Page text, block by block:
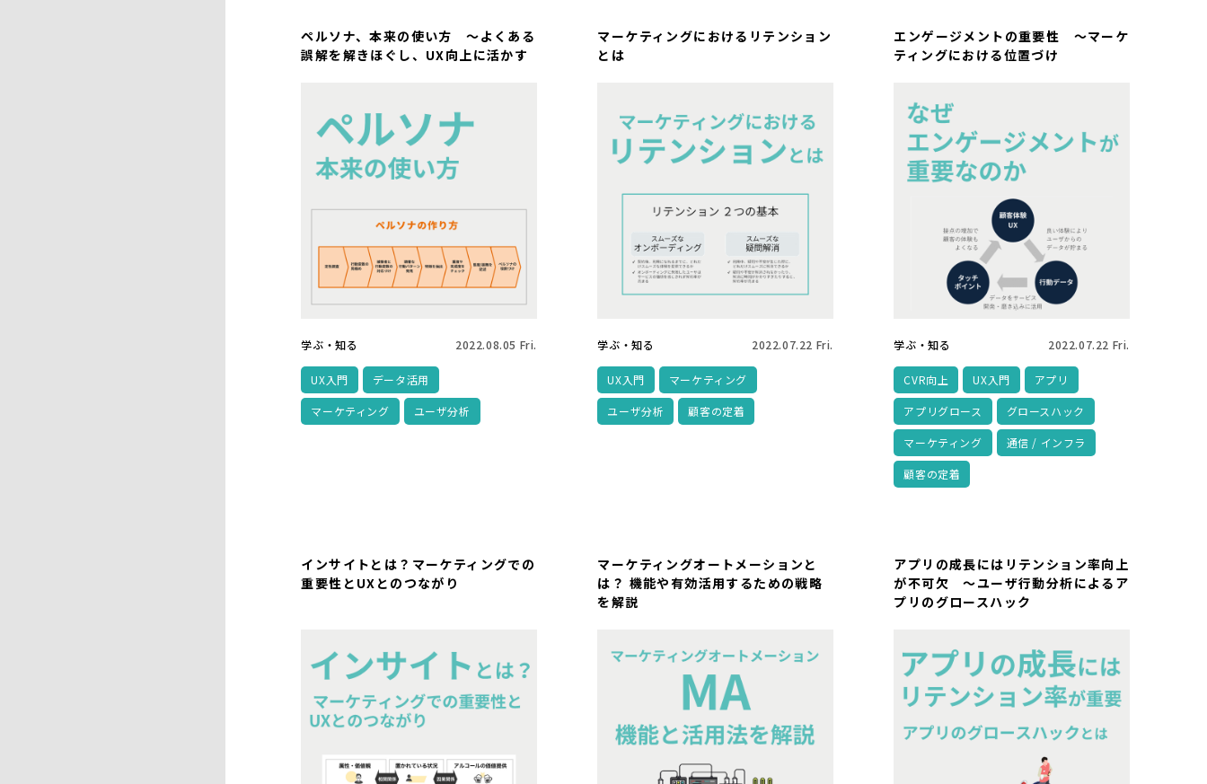
ペルソナ、本来の使い方 ～よくある
誤解を解きほぐし、UX向上に活かす
学ぶ・知る 2022.08.05 Fri.
UX入門 データ活用
マーケティング ユーザ分析
マーケティングにおけるリテンション
とは
学ぶ・知る 2022.07.22 Fri.
UX入門 マーケティング
ユーザ分析 顧客の定着
エンゲージメントの重要性 ～マーケ
ティングにおける位置づけ
学ぶ・知る 2022.07.22 Fri.
CVR向上 UX入門 アプリ
アプリグロース グロースハック
マーケティング 通信 / インフラ
顧客の定着
インサイトとは？マーケティングでの
重要性とUXとのつながり
マーケティングオートメーションと
は？ 機能や有効活用するための戦略
を解説
アプリの成長にはリテンション率向上
が不可欠 ～ユーザ行動分析によるア
プリのグロースハック